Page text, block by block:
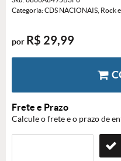
Categoria:CDS NACIONAIS Rock
por R$ 29,99
Frete e Prazo
Calcule o frete e o prazo de